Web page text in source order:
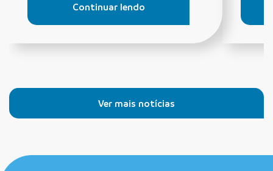
Continuar lendo
Ver mais notícias